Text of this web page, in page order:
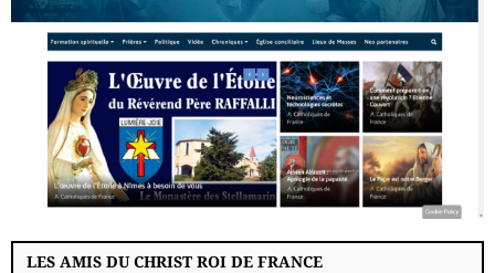
LES AMIS DU CHRIST ROI DE FRANCE